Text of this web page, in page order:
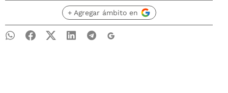
+ Agregar ámbito en